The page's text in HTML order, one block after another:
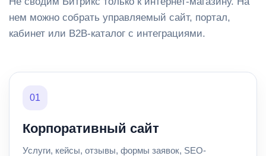
нем можно собрать управляемый сайт, портал,
кабинет или B2B-каталог с интеграциями.
01
Корпоративный сайт
Услуги, кейсы, отзывы, формы заявок, SEO-